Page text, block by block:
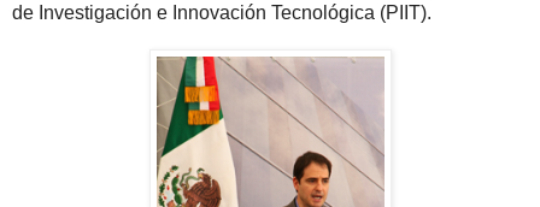
de Investigación e Innovación Tecnológica (PIIT).